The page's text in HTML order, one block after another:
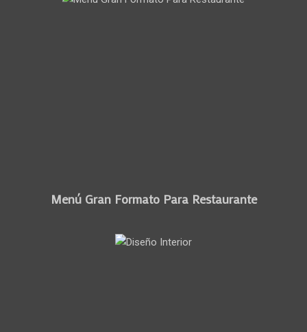
Menú Gran Formato Para Restaurante